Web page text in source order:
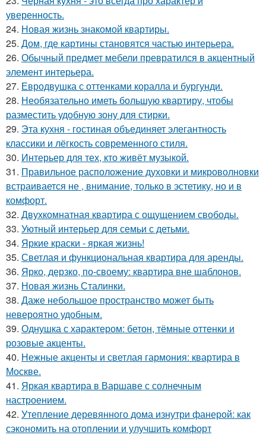
уверенность.
24. Новая жизнь знакомой квартиры.
25. Дом, где картины становятся частью интерьера.
26. Обычный предмет мебели превратился в акцентный
элемент интерьера.
27. Евродвушка с оттенками коралла и бургунди.
28. Необязательно иметь большую квартиру, чтобы
разместить удобную зону для стирки.
29. Эта кухня - гостиная объединяет элегантность
классики и лёгкость современного стиля.
30. Интерьер для тех, кто живёт музыкой.
31. Правильное расположение духовки и микроволновки
встраивается не , внимание, только в эстетику, но и в
комфорт.
32. Двухкомнатная квартира с ощущением свободы.
33. Уютный интерьер для семьи с детьми.
34. Яркие краски - яркая жизнь!
35. Светлая и функциональная квартира для аренды.
36. Ярко, дерзко, по-своему: квартира вне шаблонов.
37. Новая жизнь Сталинки.
38. Даже небольшое пространство может быть
невероятно удобным.
39. Однушка с характером: бетон, тёмные оттенки и
розовые акценты.
40. Нежные акценты и светлая гармония: квартира в
Москве.
41. Яркая квартира в Варшаве с солнечным
настроением.
42. Утепление деревянного дома изнутри фанерой: как
сэкономить на отоплении и улучшить комфорт